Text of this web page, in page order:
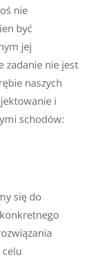
nie
być
jej
zadanie nie jest
naszych
i
schodów:
się do